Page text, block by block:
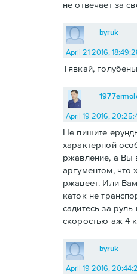
не отвечает за
byruk
April 21 2016,
Тявкай,
April 19 2016,
Не пишите
характерной
ржавление, а Вы
аргументом, что
ржавеет. Или
каток не
садитесь за
скоростью аж 4
byruk
April 19 2016,